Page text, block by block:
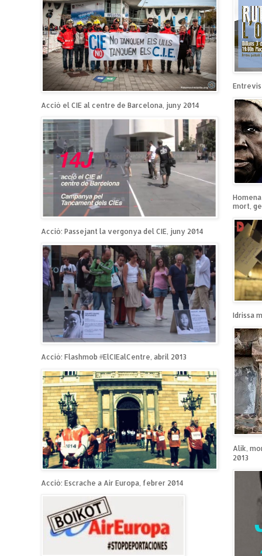
Acció el CIE al centre de Barcelona, juny 2014
Acció: Passejant la vergonya del CIE, juny 2014
Acció: Flashmob #ElCIEalCentre, abril 2013
Acció: Escrache a Air Europa, febrer 2014
mort,
Idrissa
Alik,
2013